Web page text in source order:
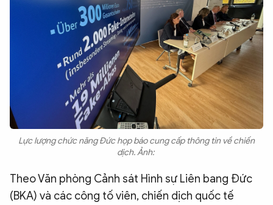
ĐA PHƯƠNG TIỆN
Podcast
Ảnh
Infographic
Chuyên trang An ninh thế giới
Văn nghệ Công an
Lực lượng chức năng Đức họp báo cung cấp thông tin về chiến
dịch. Ảnh:
Theo Văn phòng Cảnh sát Hình sự Liên bang Đức
(BKA) và các công tố viên, chiến dịch quốc tế